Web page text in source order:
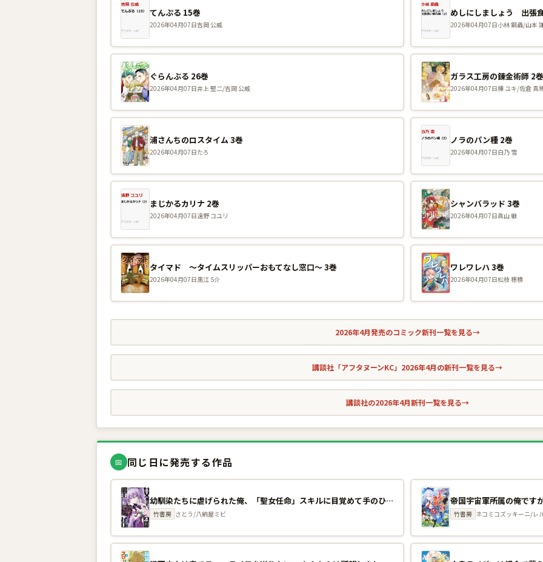
てんぷる 15巻
2026年04月07日吉岡 公威
めしにしましょう 出張
2026年04月07日小林 銅蟲/山本
ぐらんぶる 26巻
2026年04月07日井上 堅二/吉岡 公威
ガラス工房の錬金術師 2巻
2026年04月07日樺 ユキ/佐倉 真
浦さんちのロスタイム 3巻
2026年04月07日たろ
ノラのパン種 2巻
2026年04月07日白乃 雪
まじかるカリナ 2巻
2026年04月07日遠野 コユリ
シャンバラッド 3巻
2026年04月07日眞山 継
タイマド 〜タイムスリッパーおもてなし窓口〜 3巻
2026年04月07日黒江 S介
ワレワレハ 3巻
2026年04月07日松枝 穂積
2026年4月発売のコミック新刊一覧を見る→
講談社「アフタヌーンKC」2026年4月の新刊一覧を見る→
講談社の2026年4月新刊一覧を見る→
📅 同じ日に発売する作品
幼馴染たちに虐げられた俺、「聖女任命」スキルに目覚めて手のひら返し！ 1巻
竹書房 さとう/八納屋ミビ 竹書房 ネコミコズッキーニ/レ